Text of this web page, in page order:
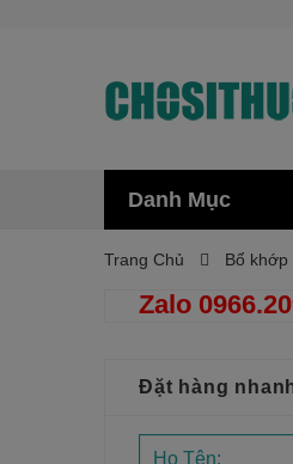
Danh Mục
Trang Chủ Bổ khớp
Zalo
Đặt hàng